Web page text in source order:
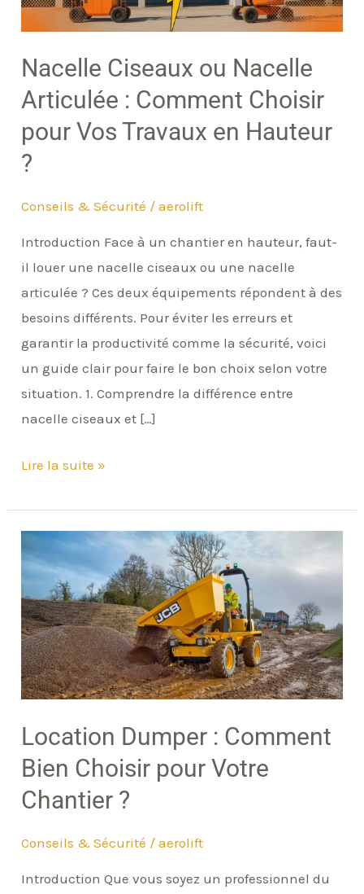
Nacelle Ciseaux ou Nacelle
Articulée : Comment Choisir
pour Vos Travaux en Hauteur
?
Conseils & Sécurité /aerolift
Introduction Face à un chantier en hauteur, faut-
il louer une nacelle ciseaux ou une nacelle
articulée ? Ces deux équipements répondent à des
besoins différents. Pour éviter les erreurs et
garantir la productivité comme la sécurité, voici
un guide clair pour faire le bon choix selon votre
situation. 1. Comprendre la différence entre
nacelle ciseaux et […]
Comment
pour
Vos
Travaux
en
Hauteur
?
Lire la suite »
Location Dumper : Comment
Bien Choisir pour Votre
Chantier ?
Conseils & Sécurité /aerolift
Introduction Que vous soyez un professionnel du
Location
Dumper
:
Comment
Bien
Choisir
pour
Chantier
?